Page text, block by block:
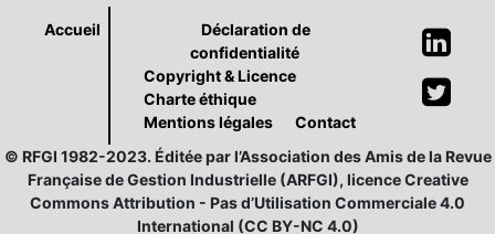
Accueil
Déclaration de
confidentialité
Copyright & Licence
Charte éthique
Mentions légales
Contact
© RFGI 1982-2023. Éditée par l’Association des Amis de la Revue
Française de Gestion Industrielle (ARFGI), licence Creative
Commons Attribution - Pas d’Utilisation Commerciale 4.0
International (CC BY-NC 4.0)